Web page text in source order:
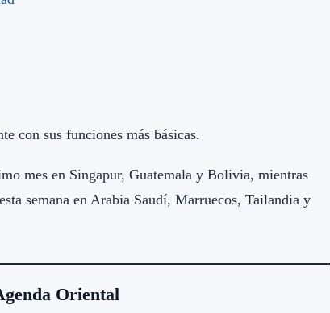
con sus funciones más básicas.
mes en Singapur, Guatemala y Bolivia, mientras
semana en Arabia Saudí, Marruecos, Tailandia y
Oriental